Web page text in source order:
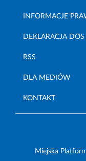
INFORMACJE
DEKLARACJA
RSS
DLA MEDIÓW
KONTAKT
Miejska